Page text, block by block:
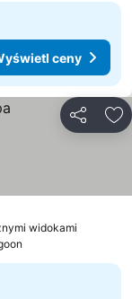
ceny
widokami